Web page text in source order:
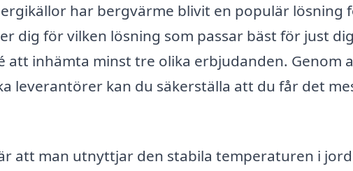
har bergvärme blivit en populär lösning
dig för vilken lösning som passar bäst för just
att inhämta minst tre olika erbjudanden. Genom
leverantörer kan du säkerställa att du får det
att man utnyttjar den stabila temperaturen i